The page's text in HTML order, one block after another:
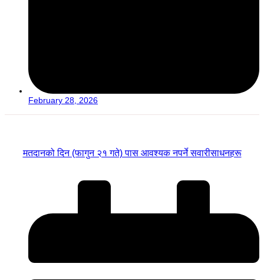
February 28, 2026
मतदानको दिन (फागुन २१ गते) पास आवश्यक नपर्ने सवारीसाधनहरू